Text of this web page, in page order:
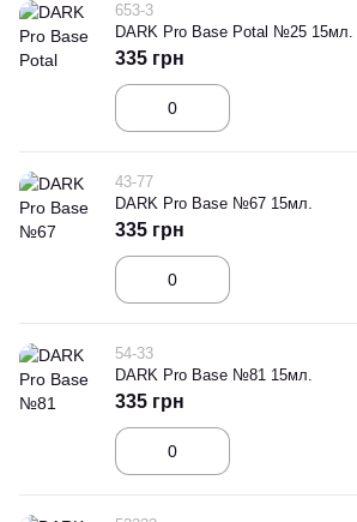
653-3
DARK Pro Base Potal №25 15мл.
335 грн
43-77
DARK Pro Base №67 15мл.
335 грн
54-33
DARK Pro Base №81 15мл.
335 грн